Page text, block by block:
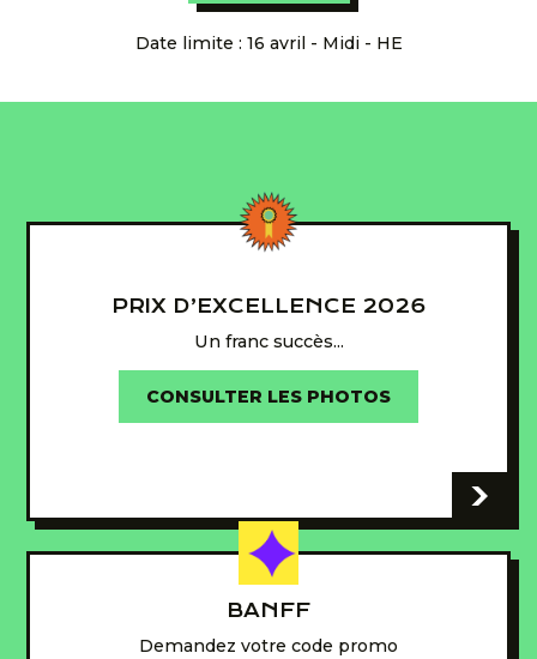
Date limite : 16 avril - Midi - HE
PRIX D’EXCELLENCE 2026
Un franc succès...
CONSULTER LES PHOTOS
-
BANFF
Demandez votre code promo